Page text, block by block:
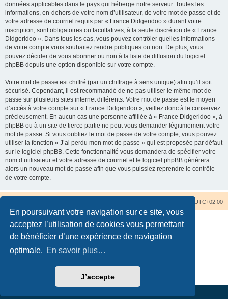
En poursuivant votre navigation sur ce site, vous
acceptez l’utilisation de cookies vous permettant
de bénéficier d’une expérience de navigation
optimale. En savoir plus…
J’accepte
données applicables dans le pays qui héberge notre serveur. Toutes les
informations, en-dehors de votre nom d’utilisateur, de votre mot de passe et de
votre adresse de courriel requis par « France Didgeridoo » durant votre
inscription, sont obligatoires ou facultatives, à la seule discrétion de « France
Didgeridoo ». Dans tous les cas, vous pouvez contrôler quelles informations
de votre compte vous souhaitez rendre publiques ou non. De plus, vous
pouvez décider de vous abonner ou non à la liste de diffusion du logiciel
phpBB depuis une option disponible sur votre compte.
Votre mot de passe est chiffré (par un chiffrage à sens unique) afin qu’il soit
sécurisé. Cependant, il est recommandé de ne pas utiliser le même mot de
passe sur plusieurs sites internet différents. Votre mot de passe est le moyen
d’accès à votre compte sur « France Didgeridoo », veillez donc à le conservez
précieusement. En aucun cas une personne affiliée à « France Didgeridoo », à
phpBB ou à un site de tierce partie ne peut vous demander légitimement votre
mot de passe. Si vous oubliez le mot de passe de votre compte, vous pouvez
utiliser la fonction « J’ai perdu mon mot de passe » qui est proposée par défaut
sur le logiciel phpBB. Cette fonctionnalité vous demandera de spécifier votre
nom d’utilisateur et votre adresse de courriel et le logiciel phpBB générera
alors un nouveau mot de passe afin que vous puissiez reprendre le contrôle
de votre compte.
UTC+02:00
Traduction française officielle©
Confidentialité